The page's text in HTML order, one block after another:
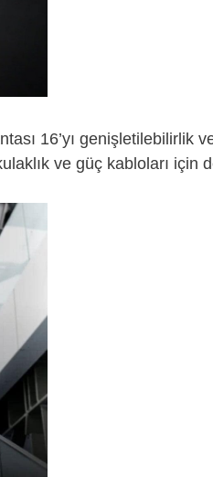
16’yı genişletilebilirlik
ve güç kabloları